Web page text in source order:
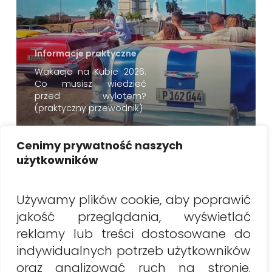
Cenimy prywatność naszych
użytkowników
Używamy plików cookie, aby poprawić
jakość przeglądania, wyświetlać
reklamy lub treści dostosowane do
indywidualnych potrzeb użytkowników
oraz analizować ruch na stronie.
Informacje praktyczne
Wakacje na Kubie 2026:
Co musisz wiedzieć
przed wylotem?
(praktyczny przewodnik)
Szukaj
Najnowsze artykuły
Wakacje na Kubie 2026: Co musisz wiedzieć przed
wylotem? (praktyczny przewodnik)